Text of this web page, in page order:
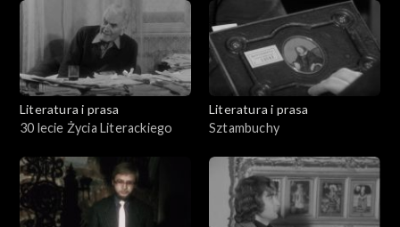
Literatura i prasa
30 lecie Życia Literackiego
Literatura i prasa
Sztambuchy